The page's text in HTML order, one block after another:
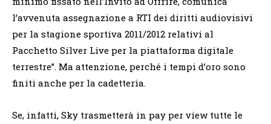
l’avvenuta assegnazione a RTI dei diritti audiovisivi
per la stagione sportiva 2011/2012 relativi al
Pacchetto Silver Live per la piattaforma digitale
terrestre”. Ma attenzione, perché i tempi d’oro sono
finiti anche per la cadetteria.
Se, infatti, Sky trasmetterà in pay per view tutte le